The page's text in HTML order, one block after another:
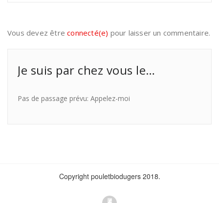
Vous devez êtreconnecté(e) pour laisser un commentaire.
Je suis par chez vous le…
Pas de passage prévu: Appelez-moi
Copyright pouletbiodugers 2018.